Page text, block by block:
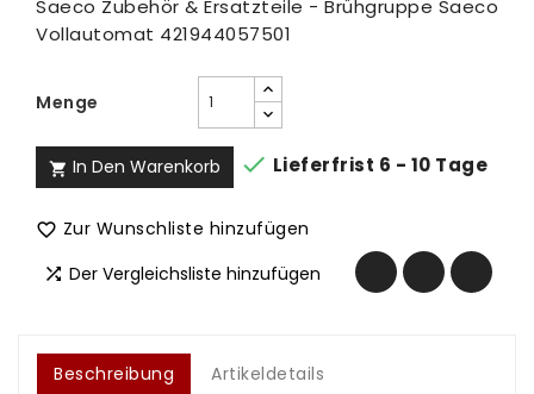
Saeco Zubehör & Ersatzteile - Brühgruppe Saeco
Vollautomat 421944057501
Menge
 In Den Warenkorb  Lieferfrist 6 - 10 Tage
 Zur Wunschliste hinzufügen
 Der Vergleichsliste hinzufügen
Beschreibung Artikeldetails